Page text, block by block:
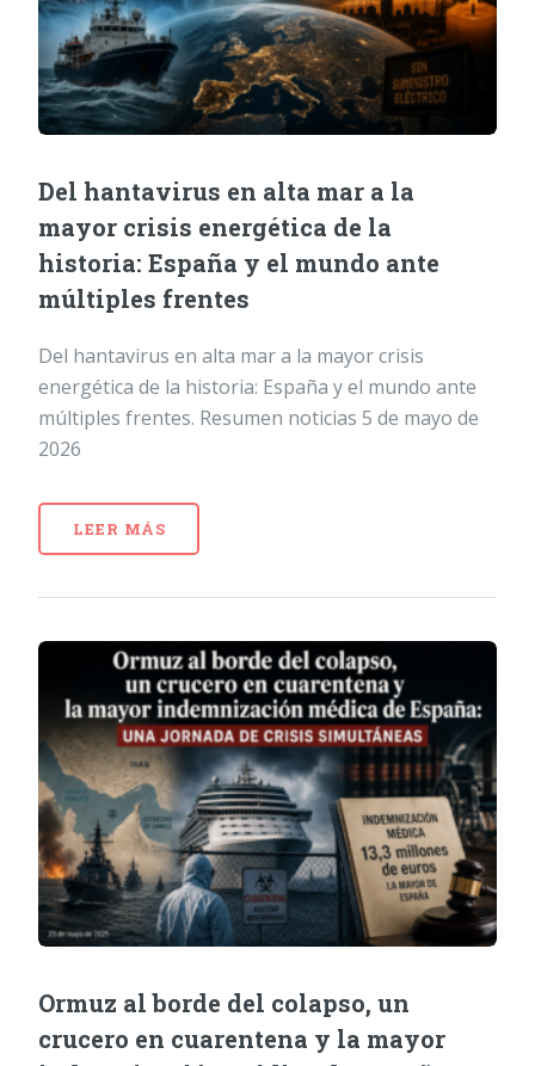
Del hantavirus en alta mar a la
mayor crisis energética de la
historia: España y el mundo ante
múltiples frentes
Del hantavirus en alta mar a la mayor crisis
energética de la historia: España y el mundo ante
múltiples frentes. Resumen noticias 5 de mayo de
2026
LEER MÁS
Ormuz al borde del colapso, un
crucero en cuarentena y la mayor